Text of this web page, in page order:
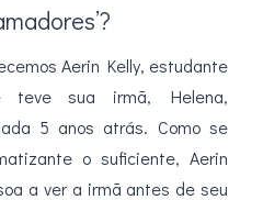
Aerin Kelly, estudante
teve sua irmã, Helena,
5 anos atrás. Como se
o suficiente, Aerin
a ver a irmã antes de seu